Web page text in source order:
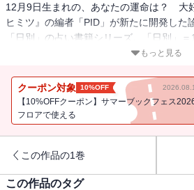
12月9日生まれの、あなたの運命は？ 大
ヒミツ』の編者「PID」が新たに開発した
「日別」の占い書籍シリーズ。「日別」
ら、バースデーギフトにも最適だ！もっと見る
クーポン対象 10%OFF
【10%OFFクーポン】サマーブックフェス
フロアで使える
この作品の1巻
この作品のタグ